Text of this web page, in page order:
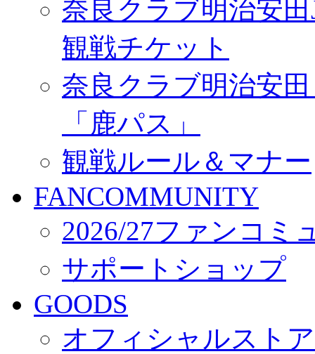
奈良クラブ明治安
観戦チケット
奈良クラブ明治安
「鹿パス」
観戦ルール＆マナー
FANCOMMUNITY
2026/27ファンコミ
サポートショップ
GOODS
オフィシャルスト